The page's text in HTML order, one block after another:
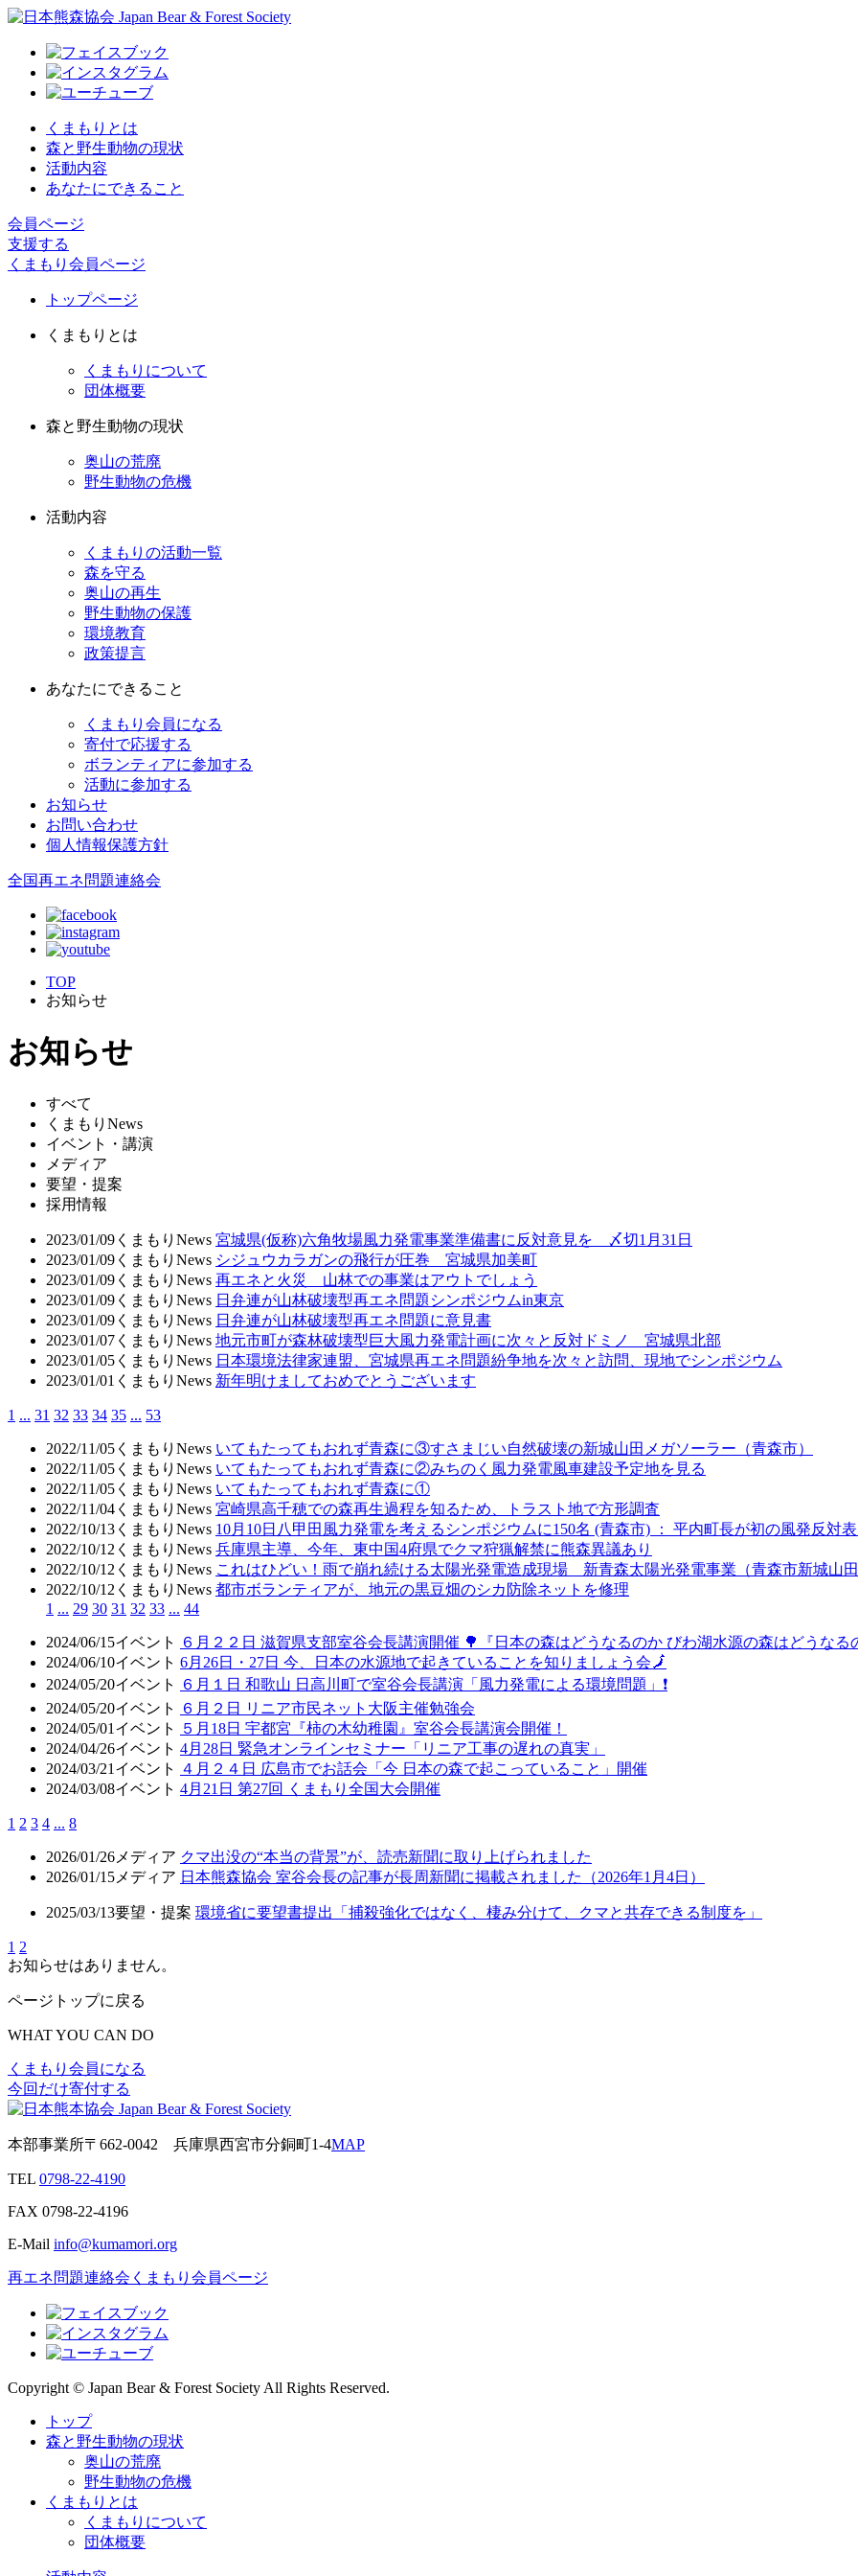
くまもりとは
森と野生動物の現状
活動内容
あなたにできること
会員ページ
支援する
くまもり会員ページ
トップページ
くまもりとは
くまもりについて
団体概要
森と野生動物の現状
奥山の荒廃
野生動物の危機
活動内容
くまもりの活動一覧
森を守る
奥山の再生
野生動物の保護
環境教育
政策提言
あなたにできること
くまもり会員になる
寄付で応援する
ボランティアに参加する
活動に参加する
お知らせ
お問い合わせ
個人情報保護方針
全国再エネ問題連絡会
TOP
お知らせ
お知らせ
すべて
くまもりNews
イベント・講演
メディア
要望・提案
採用情報
2023/01/09 くまもりNews 宮城県(仮称)六角牧場風力発電事業準備書に反対意見を 〆切1月31日
2023/01/09 くまもりNews シジュウカラガンの飛行が圧巻 宮城県加美町
2023/01/09 くまもりNews 再エネと火災 山林での事業はアウトでしょう
2023/01/09 くまもりNews 日弁連が山林破壊型再エネ問題シンポジウムin東京
2023/01/09 くまもりNews 日弁連が山林破壊型再エネ問題に意見書
2023/01/07 くまもりNews 地元市町が森林破壊型巨大風力発電計画に次々と反対ドミノ 宮城県北部
2023/01/05 くまもりNews 日本環境法律家連盟、宮城県再エネ問題紛争地を次々と訪問、現地でシンポジウム
2023/01/01 くまもりNews 新年明けましておめでとうございます
1 ... 31 32 33 34 35 ... 53
2022/11/05 くまもりNews いてもたってもおれず青森に③すさまじい自然破壊の新城山田メガソーラー（青森市）
2022/11/05 くまもりNews いてもたってもおれず青森に②みちのく風力発電風車建設予定地を見る
2022/11/05 くまもりNews いてもたってもおれず青森に①
2022/11/04 くまもりNews 宮崎県高千穂での森再生過程を知るため、トラスト地で方形調査
2022/10/13 くまもりNews 10月10日八甲田風力発電を考えるシンポジウムに150名 (青森市) ： 平内町長が初の風発反対
2022/10/12 くまもりNews 兵庫県主導、今年、東中国4府県でクマ狩猟解禁に熊森異議あり
2022/10/12 くまもりNews これはひどい！雨で崩れ続ける太陽光発電造成現場 新青森太陽光発電事業（青森市新城山田
2022/10/12 くまもりNews 都市ボランティアが、地元の黒豆畑のシカ防除ネットを修理
1 ... 29 30 31 32 33 ... 44
2024/06/15イベント
６月２２日 滋賀県支部室谷会長講演開催 🌳『日本の森はどうなるのか びわ湖水源の森はどうなる
2024/06/10イベント 6月26日・27日 今、日本の水源地で起きていることを知りましょう会🗾
2024/05/20イベント
６月１日 和歌山 日高川町で室谷会長講演「風力発電による環境問題」❗
2024/05/20イベント
６月２日 リニア市民ネット大阪主催勉強会
2024/05/01 イベント
５月18日 宇都宮『柿の木幼稚園』室谷会長講演会開催！
2024/04/26イベント 4月28日 緊急オンラインセミナー「リニア工事の遅れの真実」
2024/03/21 イベント
４月２４日 広島市でお話会「今 日本の森で起こっていること」開催
2024/03/08イベント 4月21日 第27回 くまもり全国大会開催
1 2 3 4 ... 8
2026/01/26 メディア クマ出没の“本当の背景”が、読売新聞に取り上げられました
2026/01/15 メディア 日本熊森協会 室谷会長の記事が長周新聞に掲載されました（2026年1月4日）
2025/03/13要望・提案 環境省に要望書提出「捕殺強化ではなく、棲み分けて、クマと共存できる制度を」
1 2
お知らせはありません。
ページトップに戻る
WHAT YOU CAN DO
くまもり会員になる
今回だけ寄付する
本部事業所〒662-0042 兵庫県西宮市分銅町1-4MAP
TEL 0798-22-4190
FAX 0798-22-4196
E-Mail info@kumamori.org
再エネ問題連絡会 くまもり会員ページ
Copyright © Japan Bear & Forest Society All Rights Reserved.
トップ
森と野生動物の現状
奥山の荒廃
野生動物の危機
くまもりとは
くまもりについて
団体概要